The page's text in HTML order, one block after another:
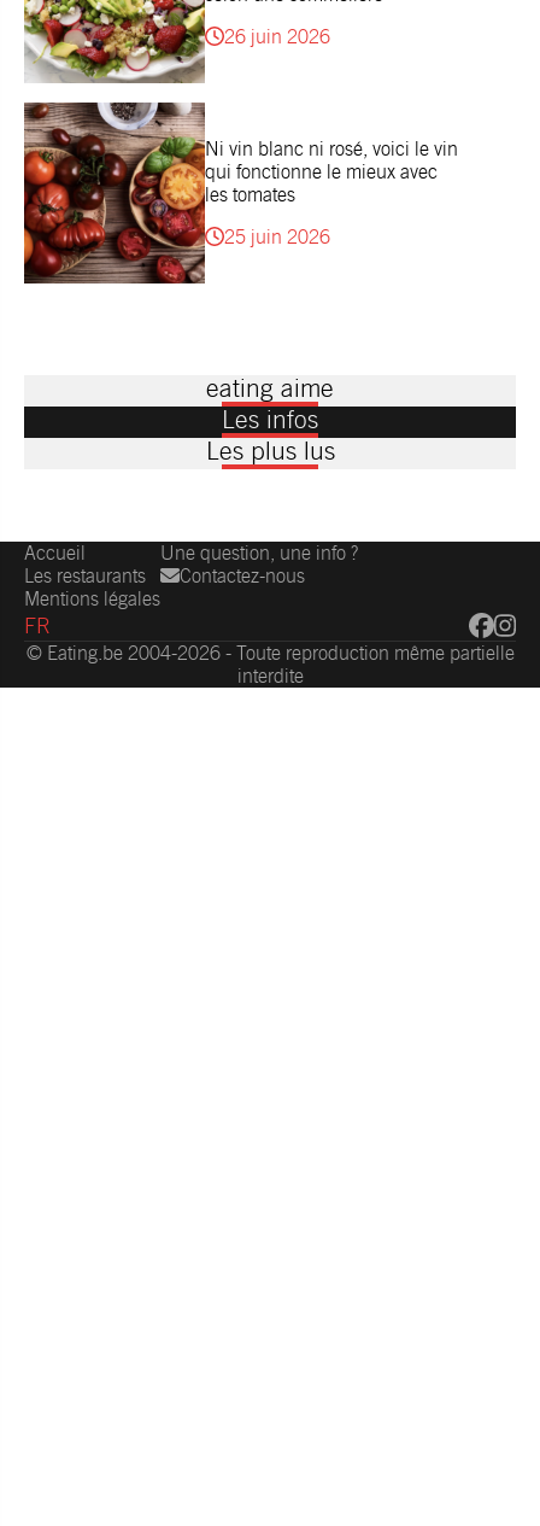
26 juin 2026
Ni vin blanc ni rosé, voici le vin
qui fonctionne le mieux avec
les tomates
25 juin 2026
eating aime
Les infos
Les plus lus
Accueil
Les restaurants
Mentions légales
Une question, une info ?
Contactez-nous
FR
© Eating.be 2004-2026 - Toute reproduction même partielle
interdite